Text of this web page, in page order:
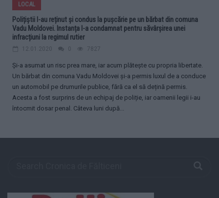
LOCAL
Polițiștii l-au reținut și condus la pușcărie pe un bărbat din comuna
Vadu Moldovei. Instanța l-a condamnat pentru săvârșirea unei
infracțiuni la regimul rutier
12.01.2020 0 7827
Și-a asumat un risc prea mare, iar acum plătește cu propria libertate.
Un bărbat din comuna Vadu Moldovei și-a permis luxul de a conduce
un automobil pe drumurile publice, fără ca el să dețină permis.
Acesta a fost surprins de un echipaj de poliție, iar oamenii legii i-au
întocmit dosar penal. Câteva luni după...